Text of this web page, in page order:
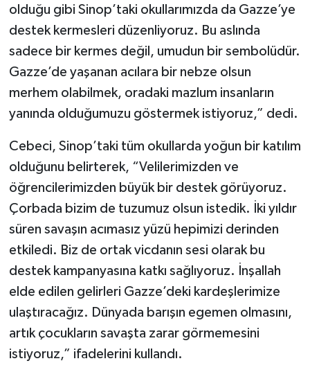
olduğu gibi Sinop’taki okullarımızda da Gazze’ye
destek kermesleri düzenliyoruz. Bu aslında
sadece bir kermes değil, umudun bir sembolüdür.
Gazze’de yaşanan acılara bir nebze olsun
merhem olabilmek, oradaki mazlum insanların
yanında olduğumuzu göstermek istiyoruz,” dedi.
Cebeci, Sinop’taki tüm okullarda yoğun bir katılım
olduğunu belirterek, “Velilerimizden ve
öğrencilerimizden büyük bir destek görüyoruz.
Çorbada bizim de tuzumuz olsun istedik. İki yıldır
süren savaşın acımasız yüzü hepimizi derinden
etkiledi. Biz de ortak vicdanın sesi olarak bu
destek kampanyasına katkı sağlıyoruz. İnşallah
elde edilen gelirleri Gazze’deki kardeşlerimize
ulaştıracağız. Dünyada barışın egemen olmasını,
artık çocukların savaşta zarar görmemesini
istiyoruz,” ifadelerini kullandı.